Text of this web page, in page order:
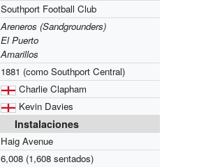
Southport Football Club
Areneros (Sandgrounders)
El Puerto
Amarillos
1881 (como Southport Central)
Charlie Clapham
Kevin Davies
Instalaciones
Haig Avenue
6,008 (1,608 sentados)